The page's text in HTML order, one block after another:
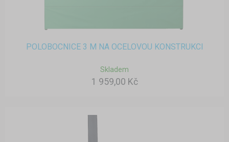
POLOBOCNICE 3 M NA OCELOVOU KONSTRUKCI
Skladem
1 959,00 Kč